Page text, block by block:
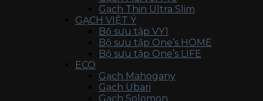
Gạch Thin Ultra Slim
GẠCH VIỆT Ý
Bộ sưu tập VY1
Bộ sưu tập One’s HOME
Bộ sưu tập One’s LIFE
ECO
Gạch Mahogany
Gạch Ubari
Gạch Solomon